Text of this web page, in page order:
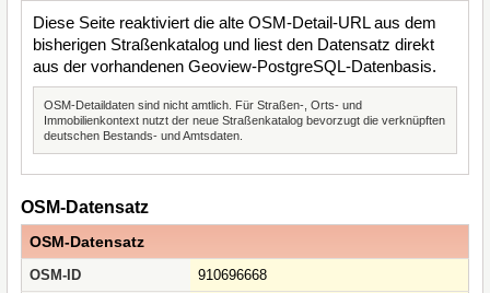
Diese Seite reaktiviert die alte OSM-Detail-URL aus dem
bisherigen Straßenkatalog und liest den Datensatz direkt
aus der vorhandenen Geoview-PostgreSQL-Datenbasis.
OSM-Detaildaten sind nicht amtlich. Für Straßen-, Orts- und
Immobilienkontext nutzt der neue Straßenkatalog bevorzugt die verknüpften
deutschen Bestands- und Amtsdaten.
OSM-Datensatz
OSM-Datensatz
OSM-ID
910696668